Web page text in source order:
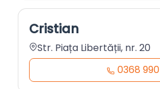
Cristian
Str. Piața Libertății, nr. 20
0368 990